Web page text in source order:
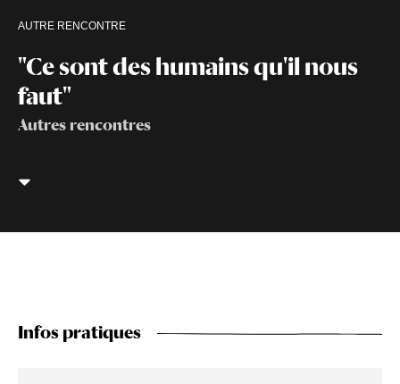
"Ce sont des humains qu'il nous
faut"
Autres rencontres
AUTRE RENCONTRE
Infos pratiques